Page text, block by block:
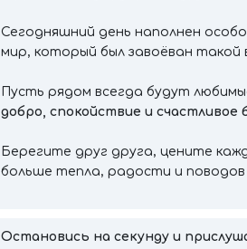
Сегодняшний день наполнен
мир, который был завоёван такой
Пусть рядом всегда будут
добро, спокойствие и счастливое
Берегите друг друга, цените
больше тепла, радости и
Остановись на секунду и